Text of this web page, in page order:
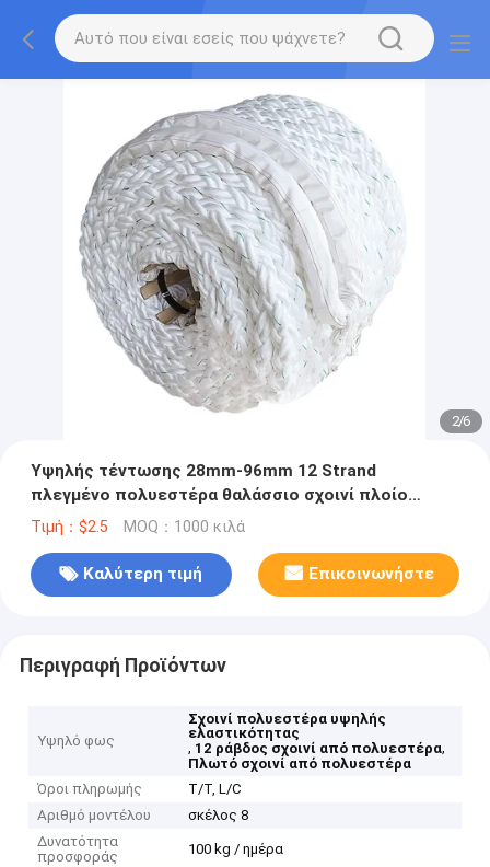
2/6
Υψηλής τέντωσης 28mm-96mm 12 Strand
πλεγμένο πολυεστέρα θαλάσσιο σχοινί πλοίο
αγκυροβόλησης σχοινί για χονδρικό εμπόριο
Τιμή：$2.5 MOQ：1000 κιλά
Καλύτερη τιμή Επικοινωνήστε
Περιγραφή Προϊόντων
Υψηλό φως
Σχοινί πολυεστέρα υψηλής
ελαστικότητας
, 12 ράβδος σχοινί από πολυεστέρα,
Πλωτό σχοινί από πολυεστέρα
Όροι πληρωμής
T/T, L/C
Αριθμό μοντέλου
σκέλος 8
Δυνατότητα
προσφοράς
100 kg / ημέρα